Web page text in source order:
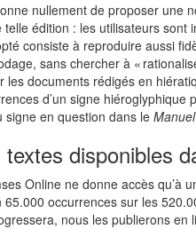
nullement de proposer
édition : les utilisateurs
consiste à reproduire aussi
sans chercher à «
les documents rédigés en
d’un signe
signe en question dans le
disponibles
Online ne donne accès qu’à
65.000 occurrences sur les
nous les publierons